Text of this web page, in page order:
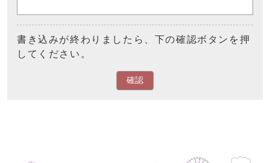
書き込みが終わりましたら、下の確認ボタンを押
してください。
確認